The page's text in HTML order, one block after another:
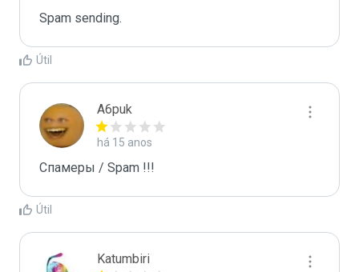
Spam sending.
Útil
A6puk
há 15 anos
Спамеры / Spam !!!
Útil
Katumbiri